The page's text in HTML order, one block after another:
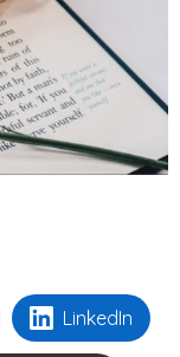
LinkedIn